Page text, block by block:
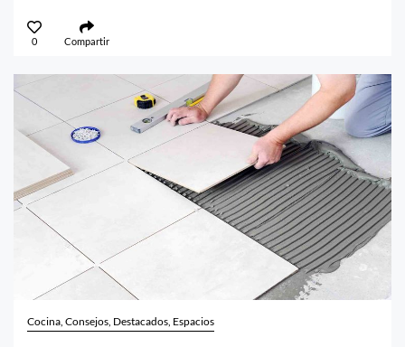
0 Compartir
Cocina, Consejos, Destacados, Espacios